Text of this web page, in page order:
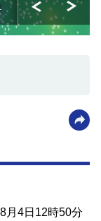
月4日12時50分